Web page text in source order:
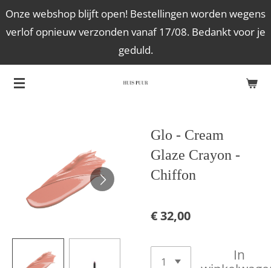
Ga
direct
de
hoofdinhoud
Onze webshop blijft open! Bestellingen worden wegens
verlof opnieuw verzonden vanaf 17/08. Bedankt voor je
geduld.
Glo - Cream
Glaze Crayon -
Chiffon
€ 32,00
In